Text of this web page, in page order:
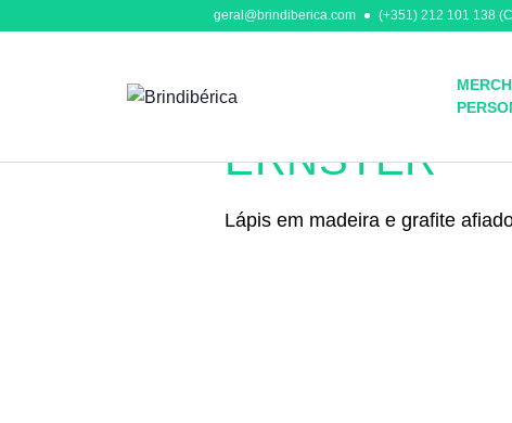
geral@brindiberica.com (+351) 212 101 138
ERNSTER
Lápis em madeira e grafite